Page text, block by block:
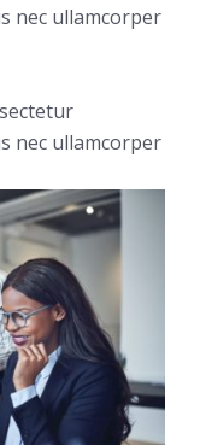
nec ullamcorper
nec ullamcorper